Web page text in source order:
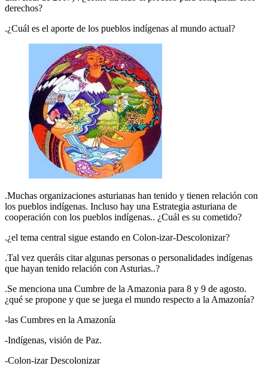
derechos?
.¿Cuál es el aporte de los pueblos indígenas al mundo actual?
.Muchas organizaciones asturianas han tenido y tienen relación con
los pueblos indígenas. Incluso hay una Estrategia asturiana de
cooperación con los pueblos indígenas.. ¿Cuál es su cometido?
.¿el tema central sigue estando en Colon-izar-Descolonizar?
.Tal vez queráis citar algunas personas o personalidades indígenas
que hayan tenido relación con Asturias..?
.Se menciona una Cumbre de la Amazonia para 8 y 9 de agosto.
¿qué se propone y que se juega el mundo respecto a la Amazonía?
-las Cumbres en la Amazonía
-Indígenas, visión de Paz.
-Colon-izar Descolonizar